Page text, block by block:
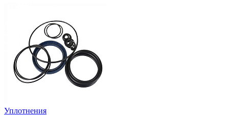
Уплотнения